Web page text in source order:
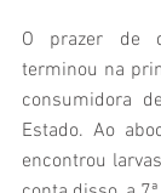
O prazer de
terminou na
consumidora
Estado. Ao
encontrou